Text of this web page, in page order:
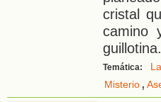
cristal
camino
Temática:
Misterio,